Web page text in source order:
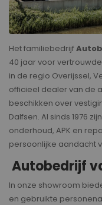
Het familiebedrijf
40 jaar voor
in de regio Overijssel,
officieel dealer van de
beschikken over
Dalfsen. Al sinds 1976
onderhoud, APK en
persoonlijke aandacht
Autobedrijf
In onze showroom
en gebruikte